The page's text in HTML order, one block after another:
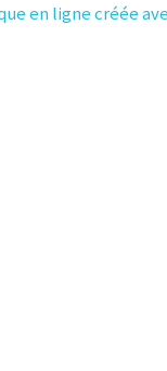
en ligne créée